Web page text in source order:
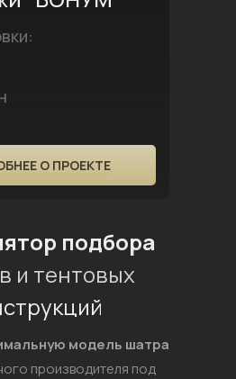
О ПРОЕКТЕ
подбора
и тентовых
модель шатра
производителя под